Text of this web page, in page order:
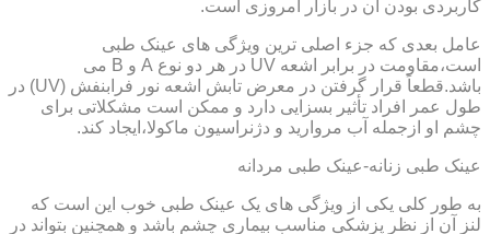
کاربردی بودن آن در بازار امروزی است.
عامل بعدی که جزء اصلی ترین ویژگی های عینک طبی
است،مقاومت در برابر اشعه UV در هر دو نوع A و B می
باشد.قطعاً قرار گرفتن در معرض تابش اشعه نور فرابنفش (UV) در
طول عمر افراد تأثیر بسزایی دارد و ممکن است مشکلاتی برای
چشم او ازجمله آب مروارید و دژنراسیون ماکولا،ایجاد کند.
عینک طبی زنانه-عینک طبی مردانه
به طور کلی یکی از ویژگی های یک عینک طبی خوب این است که
لنز آن از نظر پزشکی مناسب بیماری چشم باشد و همچنین بتواند در